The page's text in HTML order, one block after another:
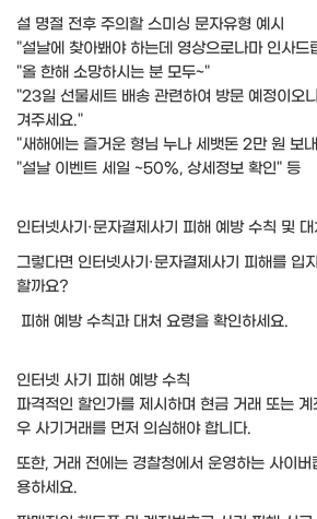
설 명절 전후 주의할 스미싱 문자유형 예시
"설날에 찾아봬야 하는데 영상으로나마 인사드
"올 한해 소망하시는 분 모두~"
"23일 선물세트 배송 관련하여 방문 예정이오
겨주세요."
"새해에는 즐거운 형님 누나 세뱃돈 2만 원 보
"설날 이벤트 세일 ~50%, 상세정보 확인" 등
인터넷사기·문자결제사기 피해 예방 수칙 및
그렇다면 인터넷사기·문자결제사기 피해를 입
할까요?
피해 예방 수칙과 대처 요령을 확인하세요.
인터넷 사기 피해 예방 수칙
파격적인 할인가를 제시하며 현금 거래 또는
우 사기거래를 먼저 의심해야 합니다.
또한, 거래 전에는 경찰청에서 운영하는 사이
용하세요.